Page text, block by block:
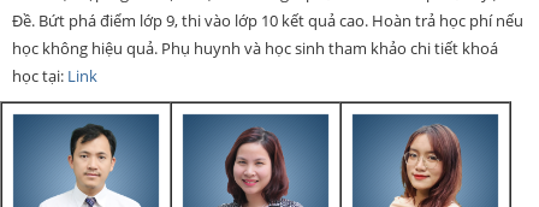
Đề. Bứt phá điểm lớp 9, thi vào lớp 10 kết quả cao. Hoàn trả học phí nếu
học không hiệu quả. Phụ huynh và học sinh tham khảo chi tiết khoá
học tại: Link